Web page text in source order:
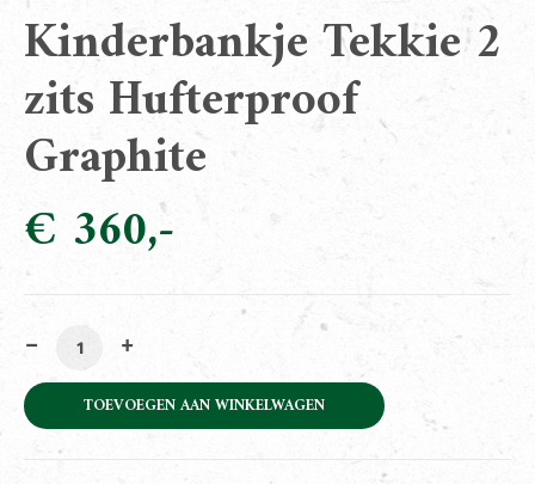
Kinderbankje Tekkie 2
zits Hufterproof
Graphite
€ 360
Kinderbankje Tekkie 2 zits Hufterproof Graphite aantal
TOEVOEGEN AAN WINKELWAGEN